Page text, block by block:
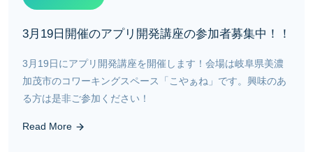
3月19日開催のアプリ開発講座の参加者募集中！！
3月19日にアプリ開発講座を開催します！会場は岐阜県美濃
加茂市のコワーキングスペース「こやぁね」です。興味のあ
る方は是非ご参加ください！
Read More